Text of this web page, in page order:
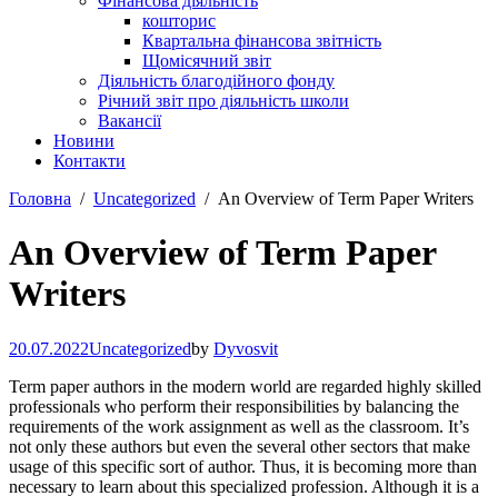
кошторис
Квартальна фінансова звітність
Щомісячний звіт
Діяльність благодійного фонду
Річний звіт про діяльність школи
Вакансії
Новини
Контакти
Головна
Uncategorized An Overview of Term Paper Writers
An Overview of Term Paper
Writers
20.07.2022Uncategorizedby Dyvosvit
Term paper authors in the modern world are regarded highly skilled
professionals who perform their responsibilities by balancing the
requirements of the work assignment as well as the classroom. It’s
not only these authors but even the several other sectors that make
usage of this specific sort of author. Thus, it is becoming more than
necessary to learn about this specialized profession. Although it is a